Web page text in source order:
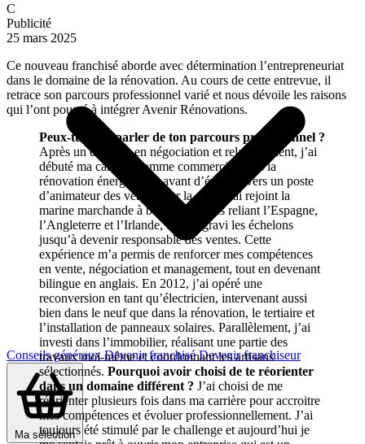
Conseils générauxDevenir franchiséDevenir franchiseur
Ma sélection
C
Publicité
25 mars 2025
Ce nouveau franchisé aborde avec détermination l’entrepreneuriat
dans le domaine de la rénovation. Au cours de cette entrevue, il
retrace son parcours professionnel varié et nous dévoile les raisons
qui l’ont poussé à intégrer Avenir Rénovations.
Peux-tu nous parler de ton parcours professionnel ?
Après un diplôme en négociation et relation client, j’ai
débuté ma carrière comme commercial dans la
rénovation énergétique, avant d’évoluer vers un poste
d’animateur des ventes. Par la suite, j’ai rejoint la
marine marchande à bord de navires reliant l’Espagne,
l’Angleterre et l’Irlande, où j’ai gravi les échelons
jusqu’à devenir responsable des ventes. Cette
expérience m’a permis de renforcer mes compétences
en vente, négociation et management, tout en devenant
bilingue en anglais. En 2012, j’ai opéré une
reconversion en tant qu’électricien, intervenant aussi
bien dans le neuf que dans la rénovation, le tertiaire et
l’installation de panneaux solaires. Parallèlement, j’ai
investi dans l’immobilier, réalisant une partie des
travaux moi-même et coordonnant les artisans
sélectionnés. Pourquoi avoir choisi de te réorienter
dans un domaine différent ? J’ai choisi de me
réorienter plusieurs fois dans ma carrière pour accroitre
mes compétences et évoluer professionnellement. J’ai
toujours été stimulé par le challenge et aujourd’hui je